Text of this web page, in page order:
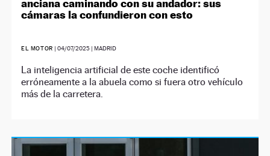
anciana caminando con su andador: sus
cámaras la confundieron con esto
EL MOTOR | 04/07/2025| MADRID
La inteligencia artificial de este coche identificó
erróneamente a la abuela como si fuera otro vehículo
más de la carretera.